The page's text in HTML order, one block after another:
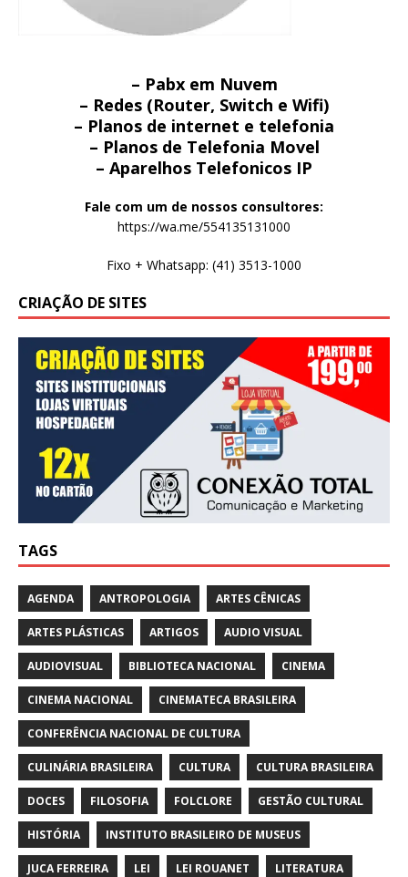
– Pabx em Nuvem
– Redes (Router, Switch e Wifi)
– Planos de internet e telefonia
– Planos de Telefonia Movel
– Aparelhos Telefonicos IP
Fale com um de nossos consultores:
https://wa.me/554135131000
Fixo + Whatsapp: (41) 3513-1000
CRIAÇÃO DE SITES
TAGS
AGENDA ANTROPOLOGIA ARTES CÊNICAS
ARTES PLÁSTICAS ARTIGOS AUDIO VISUAL
AUDIOVISUAL BIBLIOTECA NACIONAL CINEMA
CINEMA NACIONAL CINEMATECA BRASILEIRA
CONFERÊNCIA NACIONAL DE CULTURA
CULINÁRIA BRASILEIRA CULTURA CULTURA BRASILEIRA
DOCES FILOSOFIA FOLCLORE GESTÃO CULTURAL
HISTÓRIA INSTITUTO BRASILEIRO DE MUSEUS
JUCA FERREIRA LEI LEI ROUANET LITERATURA